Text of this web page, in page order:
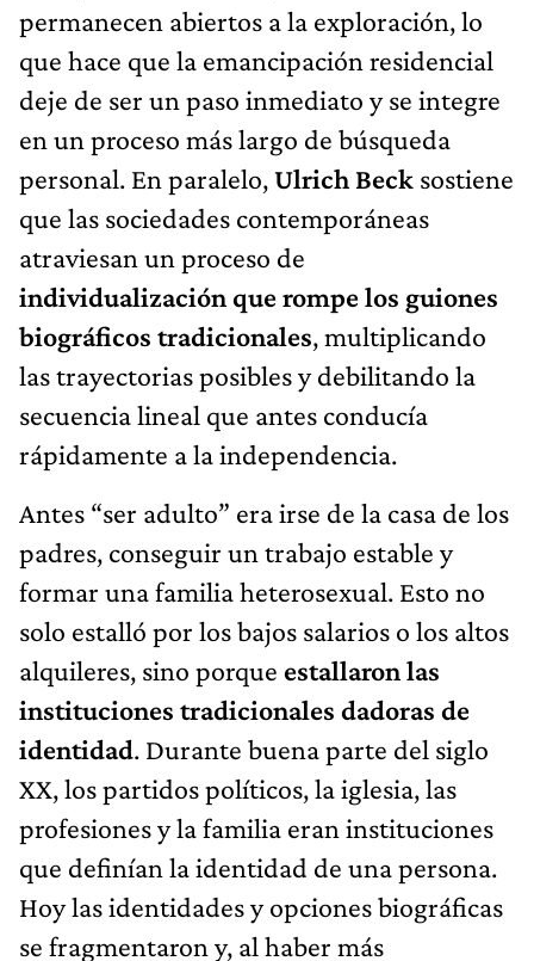
permanecen abiertos a la exploración, lo
que hace que la emancipación residencial
deje de ser un paso inmediato y se integre
en un proceso más largo de búsqueda
personal. En paralelo,Ulrich Beck sostiene
que las sociedades contemporáneas
atraviesan un proceso de
individualización que rompe los guiones
biográficos tradicionales, multiplicando
las trayectorias posibles y debilitando la
secuencia lineal que antes conducía
rápidamente a la independencia.
Antes “ser adulto” era irse de la casa de los
padres, conseguir un trabajo estable y
formar una familia heterosexual. Esto no
solo estalló por los bajos salarios o los altos
alquileres, sino porque estallaron las
instituciones tradicionales dadoras de
identidad. Durante buena parte del siglo
XX, los partidos políticos, la iglesia, las
profesiones y la familia eran instituciones
que definían la identidad de una persona.
Hoy las identidades y opciones biográficas
se fragmentaron y, al haber más